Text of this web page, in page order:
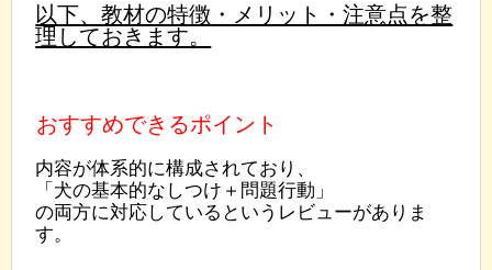
以下、教材の特徴・メリット・注意点を整
理しておきます。
おすすめできるポイント
内容が体系的に構成されており、
「犬の基本的なしつけ＋問題行動」
の両方に対応しているというレビューがありま
す。